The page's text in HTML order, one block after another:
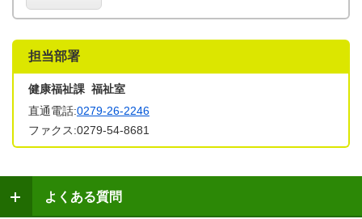
担当部署
健康福祉課 福祉室
直通電話:0279-26-2246
ファクス:0279-54-8681
よくある質問